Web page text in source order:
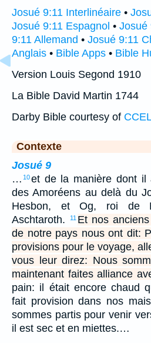
Josué 9:11 Interlinéaire •
Josué 9:11 Espagnol • Josué
9:11 Allemand • Josué 9:11
Anglais • Bible Apps • Bible
Version Louis Segond 1910
La Bible David Martin 1744
Darby Bible courtesy of
Contexte
Josué 9
… 10et de la manière dont il
des Amoréens au delà du
Hesbon, et Og, roi de
Aschtaroth.
11 Et nos
de notre pays nous ont dit:
provisions pour le voyage,
vous leur direz: Nous
maintenant faites alliance
pain: il était encore chaud
fait provision dans nos
sommes partis pour venir
il est sec et en miettes.…